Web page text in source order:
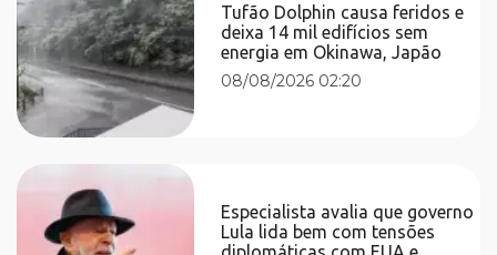
Tufão Dolphin causa feridos e
deixa 14 mil edifícios sem
energia em Okinawa, Japão
08/08/2026 02:20
Especialista avalia que governo
Lula lida bem com tensões